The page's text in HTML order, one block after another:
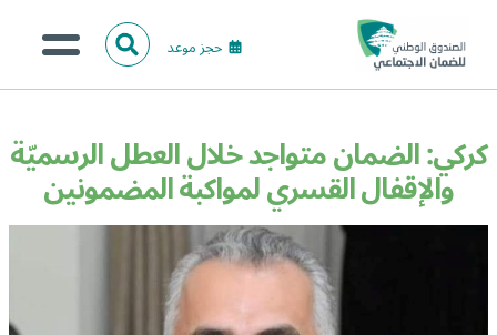
حجز موعد ا
ل
ث
الخدمات الالكترونية
المركز الإعلامي
تواصل معنا
البحث
كركي: الضمان متواجد خلال العطل الرسميّة
والإقفال القسري لمواكبة المضمونين